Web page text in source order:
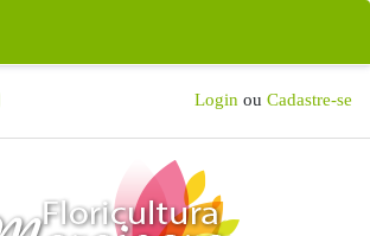
Login ou Cadastre-se